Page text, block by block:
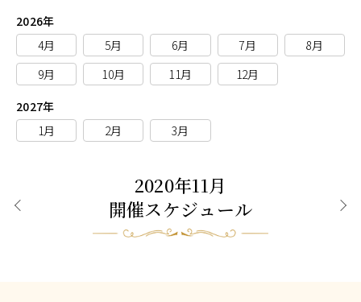
2026年
4月
5月 6月 7月
8月
9月
10月 11月
12月
2027年
1月
2月 3月
2020年11月
開催スケジュール